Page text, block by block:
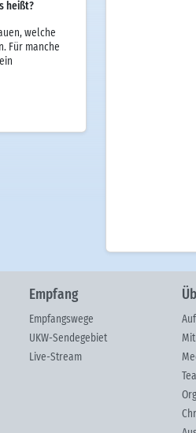
heißt?
welche
Für manche
Empfang
Empfangswege
UKW-Sendegebiet
Live-Stream